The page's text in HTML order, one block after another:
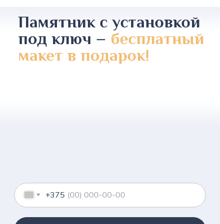
Памятник с установкой
под ключ – бесплатный
макет в подарок!
+375